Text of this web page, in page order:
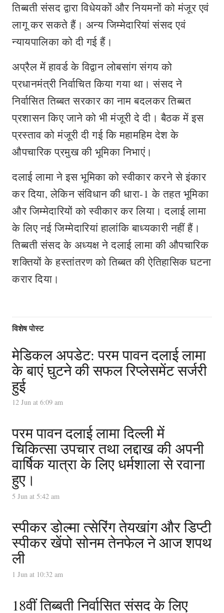
तिब्बती संसद द्वारा विधेयकों और नियमनों को मंजूर एवं
लागू कर सकते हैं। अन्य जिम्मेदारियां संसद एवं
न्यायपालिका को दी गई हैं।
अप्रैल में हावर्ड के विद्वान लोबसांग संगय को
प्रधानमंत्री निर्वाचित किया गया था। संसद ने
निर्वासित तिब्बत सरकार का नाम बदलकर तिब्बत
प्रशासन किए जाने को भी मंजूरी दे दी। बैठक में इस
प्रस्ताव को मंजूरी दी गई कि महामहिम देश के
औपचारिक प्रमुख की भूमिका निभाएं।
दलाई लामा ने इस भूमिका को स्वीकार करने से इंकार
कर दिया, लेकिन संविधान की धारा-1 के तहत भूमिका
और जिम्मेदारियों को स्वीकार कर लिया। दलाई लामा
के लिए नई जिम्मेदारियां हालांकि बाध्यकारी नहीं हैं।
तिब्बती संसद के अध्यक्ष ने दलाई लामा की औपचारिक
शक्तियों के हस्तांतरण को तिब्बत की ऐतिहासिक घटना
करार दिया।
विशेष पोस्ट
मेडिकल अपडेट: परम पावन दलाई लामा
के बाएं घुटने की सफल रिप्लेसमेंट सर्जरी
हुई
12 Jun at 6:09 am
परम पावन दलाई लामा दिल्ली में
चिकित्सा उपचार तथा लद्दाख की अपनी
वार्षिक यात्रा के लिए धर्मशाला से रवाना
हुए।
5 Jun at 5:42 am
स्पीकर डोल्मा त्सेरिंग तेयखांग और डिप्टी
स्पीकर खेंपो सोनम तेनफेल ने आज शपथ
ली
1 Jun at 10:32 am
18वीं तिब्बती निर्वासित संसद के लिए